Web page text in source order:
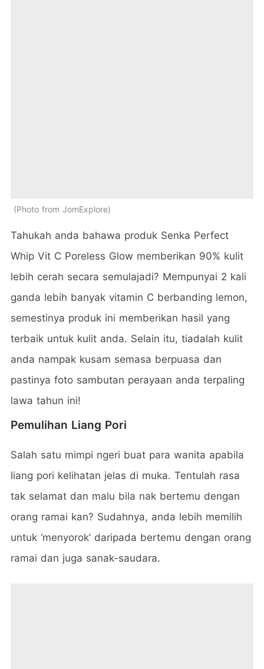
Photo from JomExplore
Tahukah anda bahawa produk Senka Perfect
Whip Vit C Poreless Glow memberikan 90% kulit
lebih cerah secara semulajadi? Mempunyai 2 kali
ganda lebih banyak vitamin C berbanding lemon,
semestinya produk ini memberikan hasil yang
terbaik untuk kulit anda. Selain itu, tiadalah kulit
anda nampak kusam semasa berpuasa dan
pastinya foto sambutan perayaan anda terpaling
lawa tahun ini!
Pemulihan Liang Pori
Salah satu mimpi ngeri buat para wanita apabila
liang pori kelihatan jelas di muka. Tentulah rasa
tak selamat dan malu bila nak bertemu dengan
orang ramai kan? Sudahnya, anda lebih memilih
untuk ‘menyorok’ daripada bertemu dengan orang
ramai dan juga sanak-saudara.